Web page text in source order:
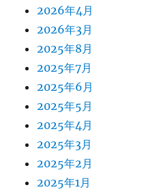
2026年4月
2026年3月
2025年8月
2025年7月
2025年6月
2025年5月
2025年4月
2025年3月
2025年2月
2025年1月